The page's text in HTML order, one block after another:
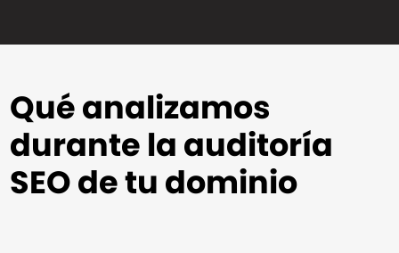
Qué analizamos
durante la auditoría
SEO de tu dominio